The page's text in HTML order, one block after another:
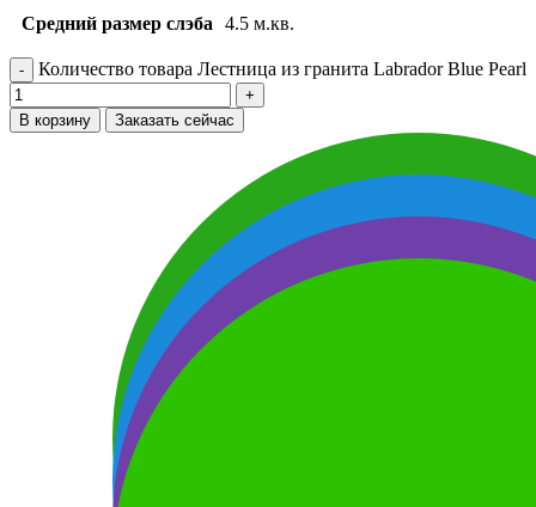
Средний размер слэба 4.5 м.кв.
Количество товара Лестница из гранита Labrador Blue Pearl
В корзину Заказать сейчас